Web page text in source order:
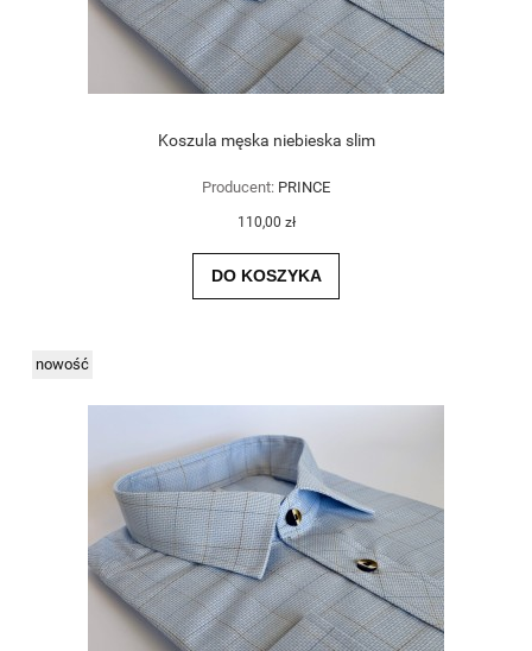
Koszula męska niebieska slim
Producent: PRINCE
110,00 zł
DO KOSZYKA
nowość